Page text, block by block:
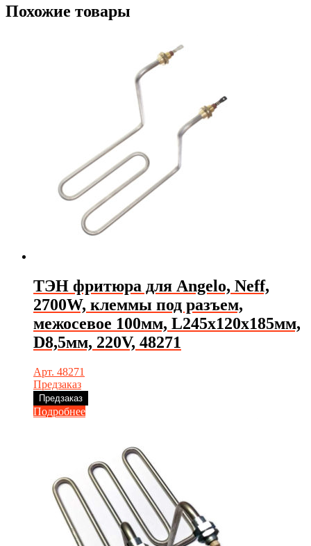
Похожие товары
ТЭН фритюра для Angelo, Neff,
2700W, клеммы под разъем,
межосевое 100мм, L245х120х185мм,
D8,5мм, 220V, 48271
Арт. 48271
Предзаказ
Предзаказ
Подробнее